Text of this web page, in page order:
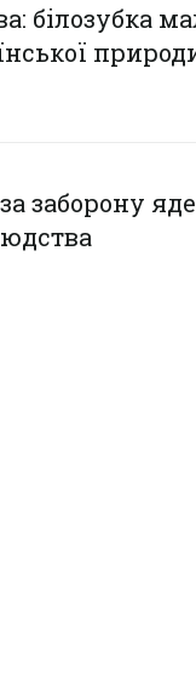
білозубка
заборону